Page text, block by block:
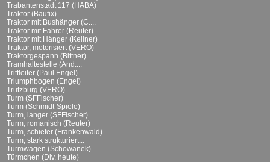
Trabantenstadt 117 (HABA)
Traktor (Baufix)
Traktor mit Bushänger (C....
Traktor mit Fahrer (Reuter)
Traktor mit Hänger (Kellner)
Traktor, motorisiert (VERO)
Traktorgespann (Bittner)
Tramhaltestelle (And....
Trittleiter (Paul Engel)
Triumphbogen (Engel)
Trutzburg (VERO)
Turm (SFFischer)
Turm (Schmidt-Spiele)
Turm, langer (SFFischer)
Turm, romanisch (Reuter)
Turm, schiefer (Frankenwald)
Turm, stark strukturiert...
Turmwagen (Schowanek)
Türmchen (Div. heute)